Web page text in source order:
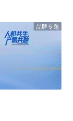
品牌专题